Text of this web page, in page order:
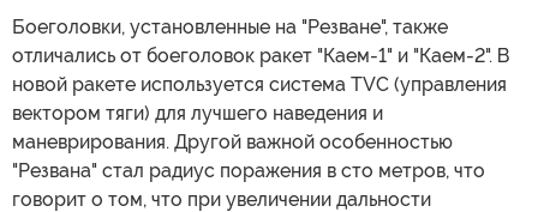
Боеголовки, установленные на "Резване", также
отличались от боеголовок ракет "Каем-1" и "Каем-2". В
новой ракете используется система TVC (управления
вектором тяги) для лучшего наведения и
маневрирования. Другой важной особенностью
"Резвана" стал радиус поражения в сто метров, что
говорит о том, что при увеличении дальности